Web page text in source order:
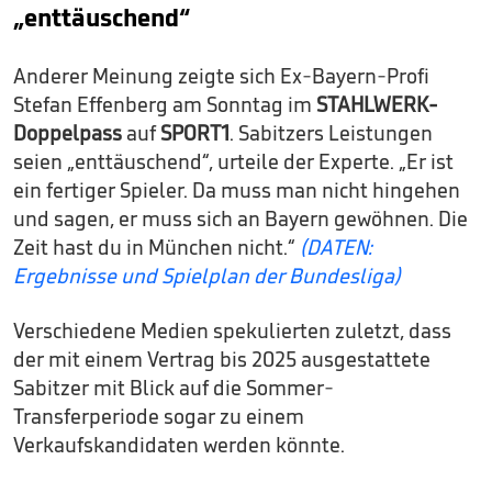
„enttäuschend“
Anderer Meinung zeigte sich Ex-Bayern-Profi
Stefan Effenberg am Sonntag im STAHLWERK-
Doppelpass aufSPORT1. Sabitzers Leistungen
seien „enttäuschend“, urteile der Experte. „Er ist
ein fertiger Spieler. Da muss man nicht hingehen
und sagen, er muss sich an Bayern gewöhnen. Die
Zeit hast du in München nicht.“ (DATEN:
Ergebnisse und Spielplan der Bundesliga)
Verschiedene Medien spekulierten zuletzt, dass
der mit einem Vertrag bis 2025 ausgestattete
Sabitzer mit Blick auf die Sommer-
Transferperiode sogar zu einem
Verkaufskandidaten werden könnte.